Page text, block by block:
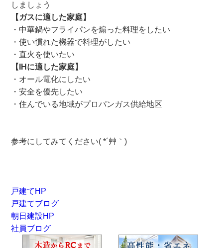
しましょう
【ガスに適した家庭】
・中華鍋やフライパンを煽った料理をしたい
・使い慣れた機器で料理がしたい
・直火を使いたい
【IHに適した家庭】
・オール電化にしたい
・安全を優先したい
・住んでいる地域がプロパンガス供給地区
参考にしてみてください( *´艸｀)
戸建てHP
戸建てブログ
朝日建設HP
社員ブログ